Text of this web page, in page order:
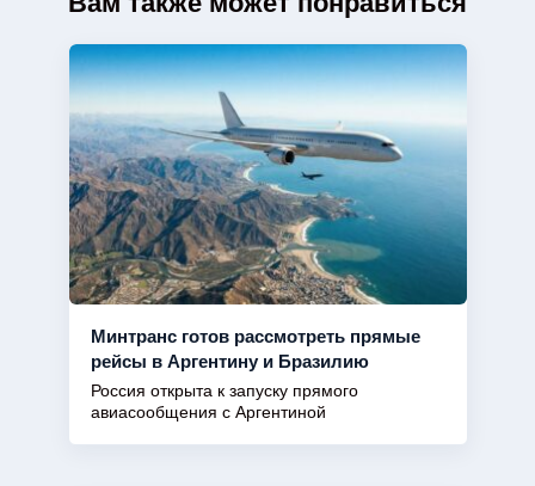
Минтранс готов рассмотреть прямые
рейсы в Аргентину и Бразилию
Россия открыта к запуску прямого
авиасообщения с Аргентиной